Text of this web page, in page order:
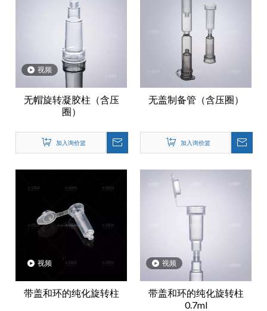
视频
无帽旋转凝胶柱（含压
圈）
加入询价篮
无盖制备管（含压圈）
加入询价篮
视频
带盖和环的纯化旋转柱
视频
带盖和环的纯化旋转柱
0.7ml